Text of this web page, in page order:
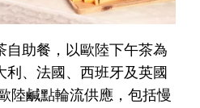
自助餐，以歐陸下午茶為
利、法國、西班牙及英國
陸鹹點輪流供應，包括慢